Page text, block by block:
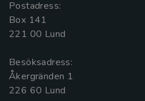
Postadress:
Box 141
221 00 Lund
Besöksadress:
Åkergränden 1